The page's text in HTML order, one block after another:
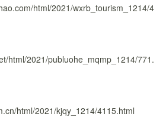
html/2021/wxrb_tourism_1214/4
html/2021/publuohe_mqmp_1214/771.
html/2021/kjqy_1214/4115.html